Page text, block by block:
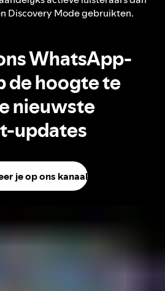
Discovery Mode gebruikten.
WhatsApp-
de hoogte te
nieuwste
updates
je op ons kanaal